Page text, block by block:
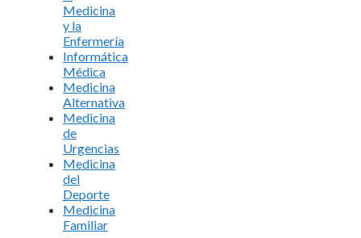
Medicina
y la
Enfermería
Informática
Médica
Medicina
Alternativa
Medicina
de
Urgencias
Medicina
del
Deporte
Medicina
Familiar